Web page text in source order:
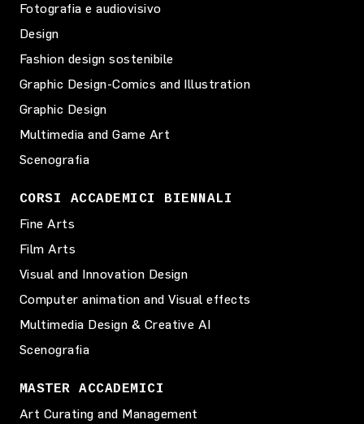
Fotografia e audiovisivo
Design
Fashion design sostenibile
Graphic Design-Comics and Illustration
Graphic Design
Multimedia and Game Art
Scenografia
CORSI ACCADEMICI BIENNALI
Fine Arts
Film Arts
Visual and Innovation Design
Computer animation and Visual effects
Multimedia Design & Creative AI
Scenografia
MASTER ACCADEMICI
Art Curating and Management